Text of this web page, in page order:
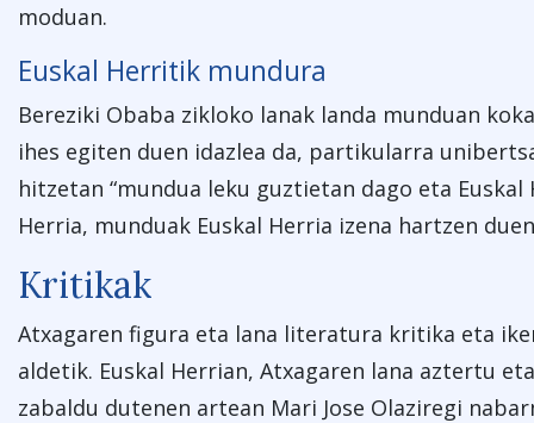
moduan.
Euskal Herritik mundura
Bereziki Obaba zikloko lanak landa munduan
ihes egiten duen idazlea da, partikularra
hitzetan “mundua leku guztietan dago eta Euskal
Herria, munduak Euskal Herria izena hartzen
Kritikak
Atxagaren figura eta lana literatura kritika eta
aldetik. Euskal Herrian, Atxagaren lana aztertu
zabaldu dutenen artean Mari Jose Olaziregi